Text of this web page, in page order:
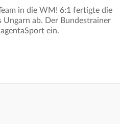
in die WM! 6:1 fertigte die
ab. Der Bundestrainer
ein.